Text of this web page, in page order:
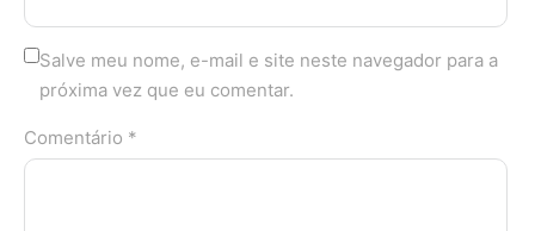
Salve meu nome, e-mail e site neste navegador para a
próxima vez que eu comentar.
Comentário *